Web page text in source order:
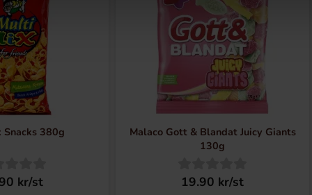
380g
kr/st
Malaco Gott & Blandat Juicy Giants
130g
19.90 kr/st